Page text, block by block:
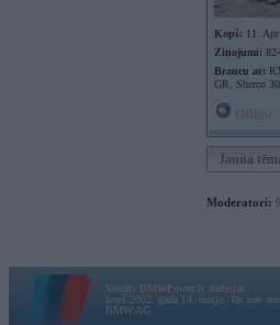
Kopš: 11.
Ziņojumi:
Braucu ar:
GR, Sherco
Jauna
Moderatori:
Vortāls BMWPower.lv darbojas
kopš 2002. gada 14. maija. Tas nav
BMW AG.